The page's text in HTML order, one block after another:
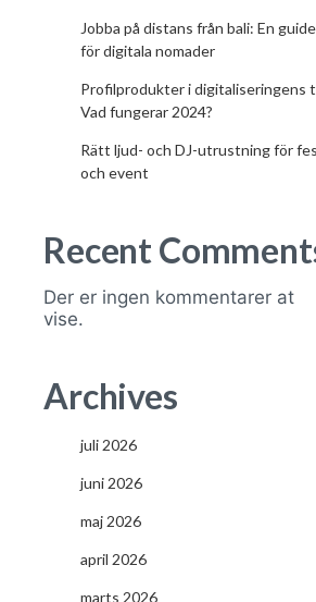
Jobba på distans från bali: En guide
för digitala nomader
Profilprodukter i digitaliseringens
Vad fungerar 2024?
Rätt ljud- och DJ-utrustning för
och event
Recent
Der er ingen kommentarer at
vise.
Archives
juli 2026
juni 2026
maj 2026
april 2026
marts 2026